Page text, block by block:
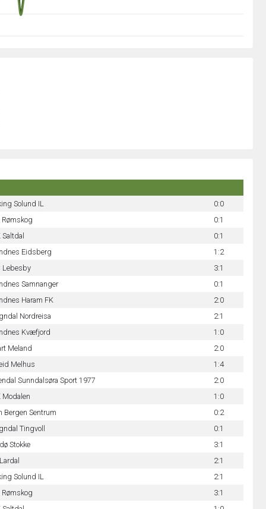
Solund IL
0:0
Rømskog
0:1
Saltdal
0:1
Eidsberg
1:2
Lebesby
3:1
Samnanger
0:1
Haram FK
2:0
Nordreisa
2:1
Kvæfjord
1:0
Meland
2:0
Melhus
1:4
Sunndalsøra Sport 1977
2:0
Modalen
1:0
Bergen Sentrum
0:2
Tingvoll
0:1
Stokke
3:1
2:1
Solund IL
2:1
Rømskog
3:1